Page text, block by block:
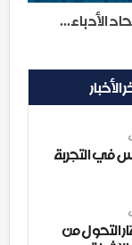
الأدباء...
الأخبار
في التجربة
التحول من